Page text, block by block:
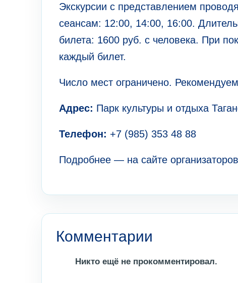
Экскурсии с представлением
сеансам: 12:00, 14:00, 16:00.
билета: 1600 руб. с человека. При
каждый билет.
Число мест ограничено.
Адрес: Парк культуры и отдыха
Телефон: +7 (985) 353 48 88
Подробнее — на сайте
Комментарии
Никто ещё не прокомментировал.